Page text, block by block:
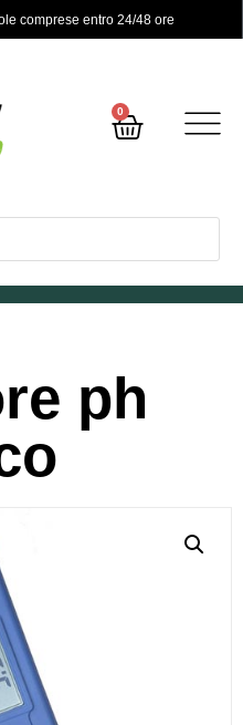
comprese entro 24/48 ore
0
ph